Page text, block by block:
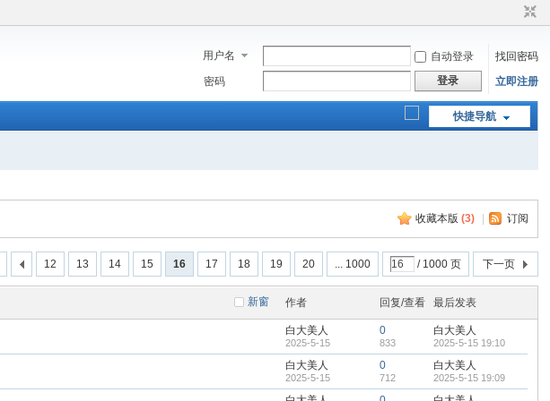
用户名 自动登录
找回密码
密码
登录 立即注册
快捷导航
收藏本版 (3) 订阅
12 13 14 15 16 17 18 19 20 ... 1000 / 1000 页 下一页
新窗 作者 回复/查看 最后发表
白大美人
2025-5-15
0
833
白大美人
2025-5-15 19:10
白大美人
2025-5-15
0
712
白大美人
2025-5-15 19:09